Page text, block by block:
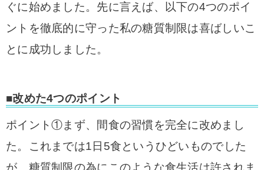
ぐに始めました。先に言えば、以下の4つのポイ
ントを徹底的に守った私の糖質制限は喜ばしいこ
とに成功しました。
■改めた4つのポイント
ポイント①まず、間食の習慣を完全に改めまし
た。これまでは1日5食というひどいものでした
が、糖質制限の為にこのような食生活は許されま